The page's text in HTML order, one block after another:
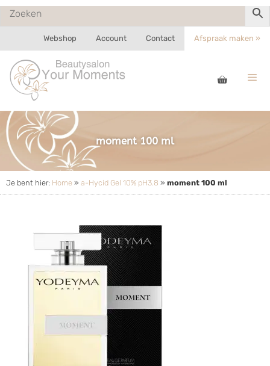
Webshop Account Contact Afspraak maken »
moment 100 ml
Je bent hier: Home » a-Hycid Gel 10% pH3.8 » moment 100 ml